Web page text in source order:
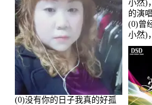
(0)没有你的日子我真的好孤
(0)曾
小然)
的演